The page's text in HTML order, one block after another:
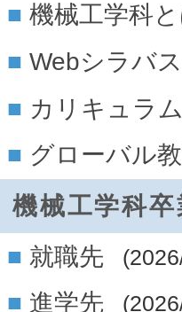
機械工学科
Webシラバス
カリキュラム
グローバル
機械工学科
就職先
進学先